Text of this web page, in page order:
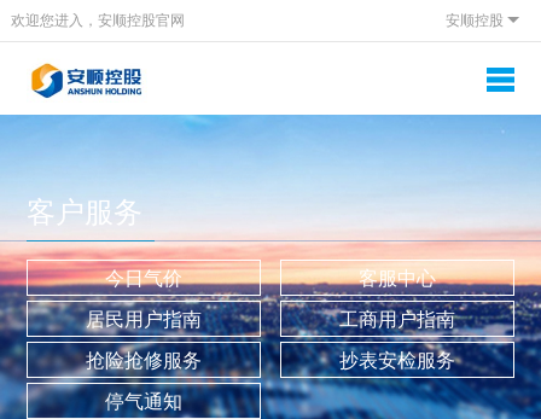
欢迎您进入，安顺控股官网 安顺控股
客户服务
今日气价
客服中心
居民用户指南
工商用户指南
抢险抢修服务
抄表安检服务
停气通知